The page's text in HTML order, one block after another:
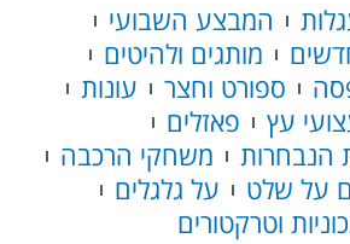
המבצע השבועי
מותגים ולהיטים
ספורט וחצר
עונות
עץ
פאזלים
משחקי הרכבה
על שלט
על גלגלים
וטרקטורים